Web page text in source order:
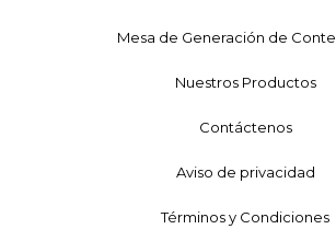
Mesa de Generación de
Nuestros Productos
Contáctenos
Aviso de privacidad
Términos y Condiciones